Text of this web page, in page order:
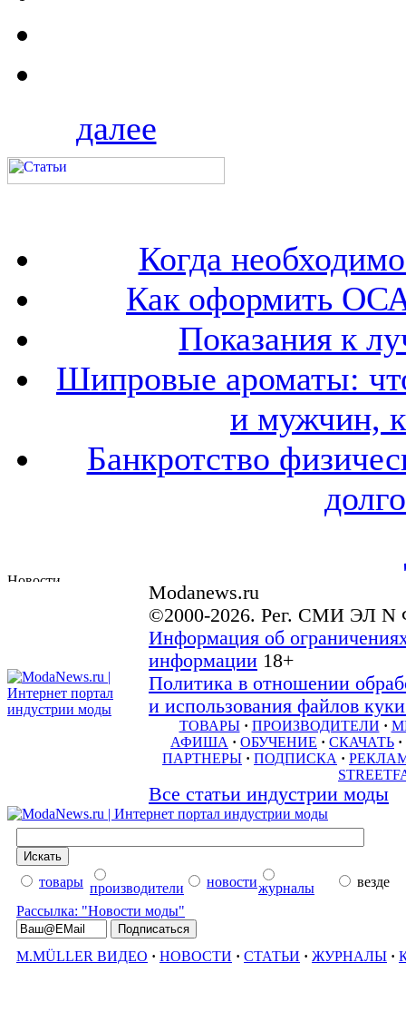
далее
Когда
Как оформить
Показания к
Шипровые ароматы:
и мужчин,
Банкротство
Modanews.ru
©2000-2026. Рег. СМИ ЭЛ N
Информация об
информации 18+
Политика в отношении
и использования файлов
ТОВАРЫ · ПРОИЗВОДИТЕЛИ ·
АФИША · ОБУЧЕНИЕ · СКАЧАТЬ ·
ПАРТНЕРЫ · ПОДПИСКА ·
Все статьи индустрии моды
товары производители новостижурналы
везде
Рассылка: "Новости моды"
M.MÜLLER ВИДЕО · НОВОСТИ · СТАТЬИ · ЖУРНАЛЫ ·